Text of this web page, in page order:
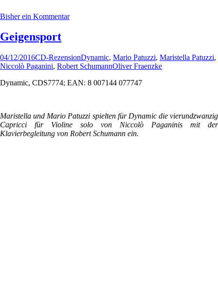
Bisher ein Kommentar
Geigensport
04/12/2016CD-RezensionDynamic, Mario Patuzzi, Maristella Patuzzi,
Niccolò Paganini, Robert SchumannOliver Fraenzke
Dynamic, CDS7774; EAN: 8 007144 077747
Maristella und Mario Patuzzi spielten für Dynamic die vierundzwanzig
Capricci für Violine solo von Niccolò Paganinis mit der
Klavierbegleitung von Robert Schumann ein.